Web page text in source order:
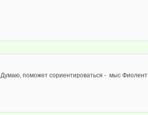
Думаю, поможет сориентироваться - мыс Фиолент